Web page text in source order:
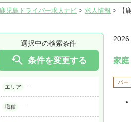
鹿児島ドライバー求人ナビ > 求人情報 >
【
選択中の検索条件
 条件を変更する
エリア ---
職種 ---
家庭
パー